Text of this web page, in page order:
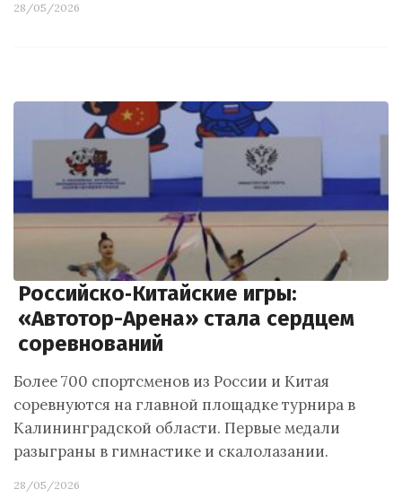
28/05/2026
Российско‑Китайские игры:
«Автотор-Арена» стала сердцем
соревнований
Более 700 спортсменов из России и Китая
соревнуются на главной площадке турнира в
Калининградской области. Первые медали
разыграны в гимнастике и скалолазании.
28/05/2026